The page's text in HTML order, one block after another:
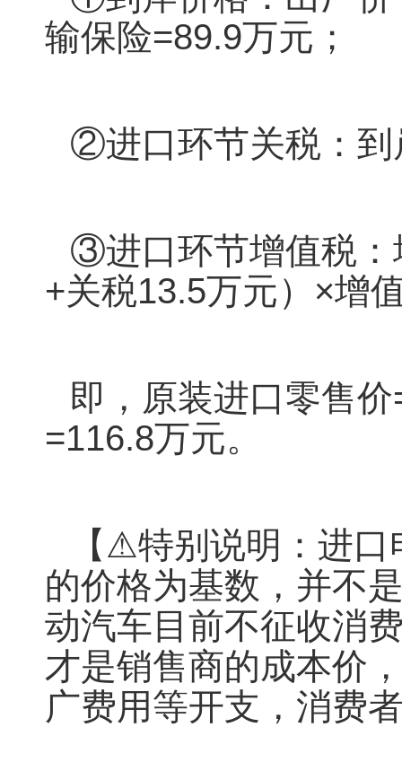
输保险=89.9万元；
②进口环节关税：到
③进口环节增值税：
+关税13.5万元）×增
即，原装进口零售
=116.8万元。
【⚠特别说明：进
的价格为基数，并不
动汽车目前不征收消
才是销售商的成本价
广费用等开支，消费